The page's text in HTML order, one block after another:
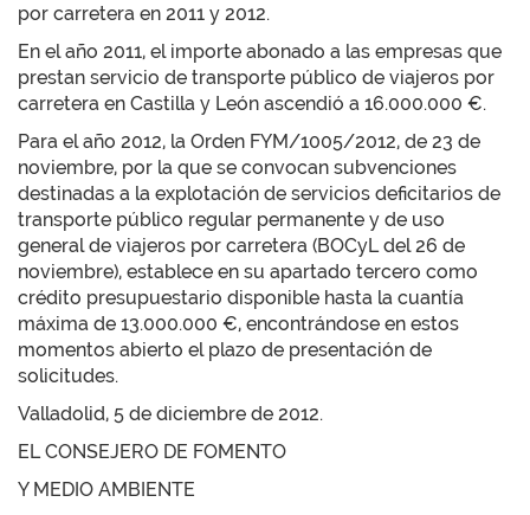
por carretera en 2011 y 2012.
En el año 2011, el importe abonado a las empresas que
prestan servicio de transporte público de viajeros por
carretera en Castilla y León ascendió a 16.000.000 €.
Para el año 2012, la Orden FYM/1005/2012, de 23 de
noviembre, por la que se convocan subvenciones
destinadas a la explotación de servicios deficitarios de
transporte público regular permanente y de uso
general de viajeros por carretera (BOCyL del 26 de
noviembre), establece en su apartado tercero como
crédito presupuestario disponible hasta la cuantía
máxima de 13.000.000 €, encontrándose en estos
momentos abierto el plazo de presentación de
solicitudes.
Valladolid, 5 de diciembre de 2012.
EL CONSEJERO DE FOMENTO
Y MEDIO AMBIENTE